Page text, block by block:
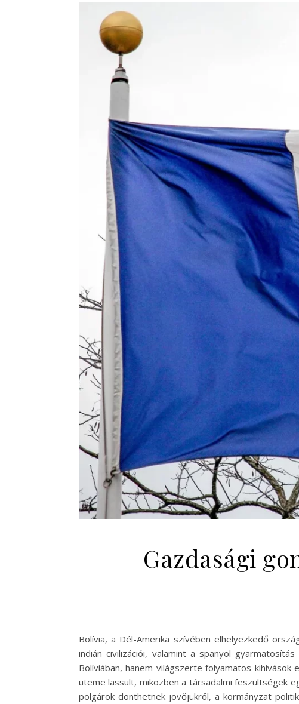
Gazdasági
Bolívia, a Dél-Amerika szívében elhelyezkedő
indián civilizációi, valamint a spanyol
Bolíviában, hanem világszerte folyamatos
üteme lassult, miközben a társadalmi feszültségek
polgárok dönthetnek jövőjükről, a kormányzat